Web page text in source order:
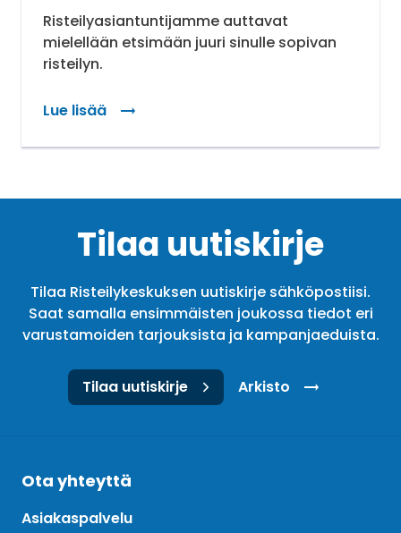
Risteilyasiantuntijamme auttavat
mielellään etsimään juuri sinulle sopivan
risteilyn.
Lue lisää
Tilaa uutiskirje
Tilaa Risteilykeskuksen uutiskirje sähköpostiisi.
Saat samalla ensimmäisten joukossa tiedot eri
varustamoiden tarjouksista ja kampanjaeduista.
Tilaa uutiskirje Arkisto
Ota yhteyttä
Asiakaspalvelu